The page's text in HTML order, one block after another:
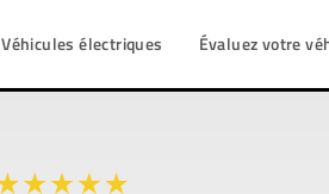
Véhicules électriques Évaluez votre